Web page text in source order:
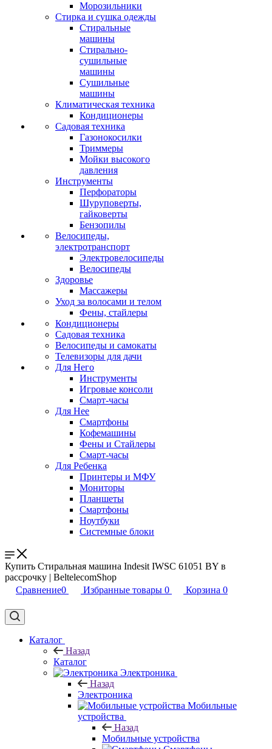
Морозильники
Стирка и сушка одежды
Стиральные
машины
Стирально-
сушильные
машины
Сушильные
машины
Климатическая техника
Кондиционеры
Садовая техника
Газонокосилки
Триммеры
Мойки высокого
давления
Инструменты
Перфораторы
Шуруповерты,
гайковерты
Бензопилы
Велосипеды,
электротранспорт
Электровелосипеды
Велосипеды
Здоровье
Массажеры
Уход за волосами и телом
Фены, стайлеры
Кондиционеры
Садовая техника
Велосипеды и самокаты
Телевизоры для дачи
Для Него
Инструменты
Игровые консоли
Смарт-часы
Для Нее
Смартфоны
Кофемашины
Фены и Стайлеры
Смарт-часы
Для Ребенка
Принтеры и МФУ
Мониторы
Планшеты
Смартфоны
Ноутбуки
Системные блоки
Купить Стиральная машина Indesit IWSC 61051 BY в
рассрочку | BeltelecomShop
Сравнение0 Избранные товары 0 Корзина 0
Каталог
Назад
Каталог
Электроника
Назад
Электроника
Мобильные
устройства
Назад
Мобильные устройства